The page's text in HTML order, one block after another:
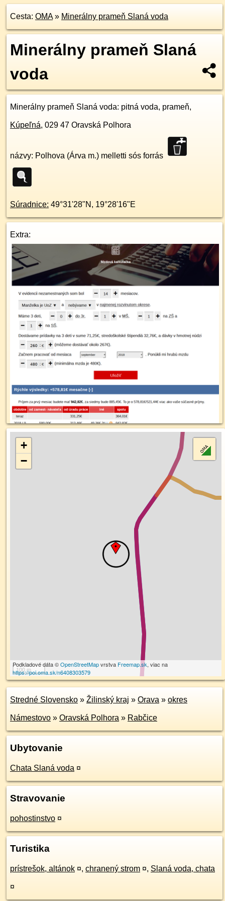
Cesta: OMA» Minerálny prameň Slaná voda
Minerálny prameň Slaná
voda
Minerálny prameň Slaná voda: pitná voda, prameň,
Kúpeľná, 029 47 Oravská Polhora
názvy: Polhova (Árva m.) melletti sós forrás
Súradnice: 49°31'28"N , 19°28'16"E
Extra:
+
−
100 m
Podkladové dáta ©OpenStreetMapvrstva Freemap.sk, viac na
https://poi.oma.sk/n6408303579
Stredné Slovensko » Žilinský kraj » Orava » okres
Námestovo » Oravská Polhora » Rabčice
Ubytovanie
Chata Slaná voda ¤
Stravovanie
pohostinstvo ¤
Turistika
prístrešok, altánok ¤, chranený strom ¤, Slaná voda, chata
¤